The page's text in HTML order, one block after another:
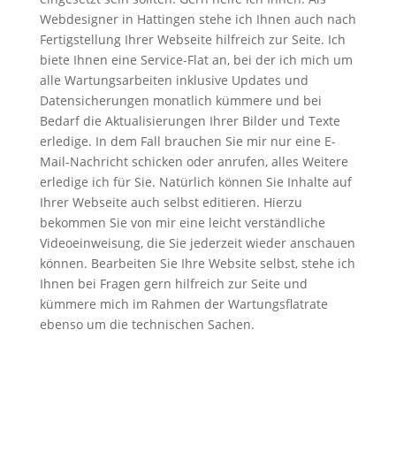
Webdesigner in Hattingen stehe ich Ihnen auch nach
Fertigstellung Ihrer Webseite hilfreich zur Seite. Ich
biete Ihnen eine Service-Flat an, bei der ich mich um
alle Wartungsarbeiten inklusive Updates und
Datensicherungen monatlich kümmere und bei
Bedarf die Aktualisierungen Ihrer Bilder und Texte
erledige. In dem Fall brauchen Sie mir nur eine E-
Mail-Nachricht schicken oder anrufen, alles Weitere
erledige ich für Sie. Natürlich können Sie Inhalte auf
Ihrer Webseite auch selbst editieren. Hierzu
bekommen Sie von mir eine leicht verständliche
Videoeinweisung, die Sie jederzeit wieder anschauen
können. Bearbeiten Sie Ihre Website selbst, stehe ich
Ihnen bei Fragen gern hilfreich zur Seite und
kümmere mich im Rahmen der Wartungsflatrate
ebenso um die technischen Sachen.